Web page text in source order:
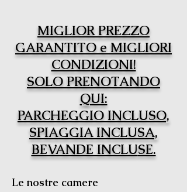
MIGLIOR PREZZO
GARANTITO e MIGLIORI
CONDIZIONI!
SOLO PRENOTANDO
QUI:
PARCHEGGIO INCLUSO,
SPIAGGIA INCLUSA,
BEVANDE INCLUSE.
Le nostre camere